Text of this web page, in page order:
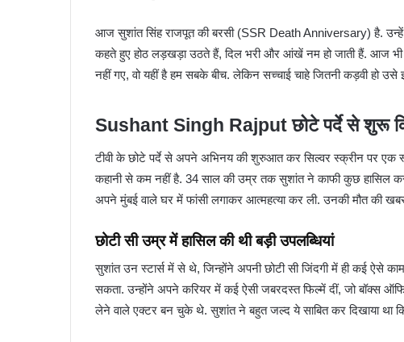
आज सुशांत सिंह राजपूत की बरसी (SSR Death Anniversary) है. उन्हें
कहते हुए होठ लड़खड़ा उठते हैं, दिल भरी और आंखें नम हो जाती हैं. आज
नहीं गए, वो यहीं है हम सबके बीच. लेकिन सच्चाई चाहे जितनी कड़वी हो उसे
Sushant Singh Rajput छोटे पर्दे से शुरू
टीवी के छोटे पर्दे से अपने अभिनय की शुरुआत कर सिल्वर स्क्रीन पर एक
कहानी से कम नहीं है. 34 साल की उम्र तक सुशांत ने काफी कुछ हासिल
अपने मुंबई वाले घर में फांसी लगाकर आत्महत्या कर ली. उनकी मौत की
छोटी सी उम्र में हासिल की थी बड़ी उपलब्धियां
सुशांत उन स्टार्स में से थे, जिन्होंने अपनी छोटी सी जिंदगी में ही कई ऐसे
सकता. उन्होंने अपने करियर में कई ऐसी जबरदस्त फिल्में दीं, जो बॉक्स
लेने वाले एक्टर बन चुके थे. सुशांत ने बहुत जल्द ये साबित कर दिखाया था